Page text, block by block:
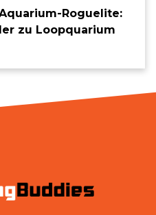
Roguelite:
zu Loopquarium